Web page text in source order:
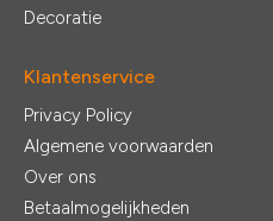
Decoratie
Klantenservice
Privacy Policy
Algemene voorwaarden
Over ons
Betaalmogelijkheden